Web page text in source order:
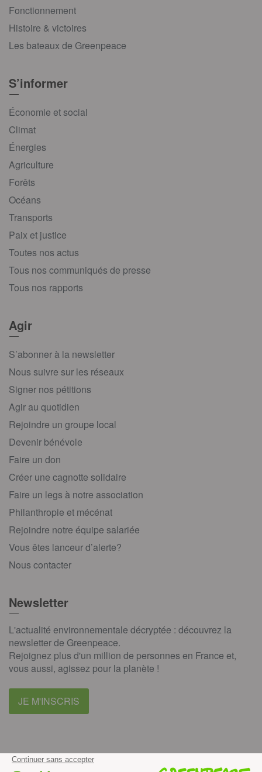
Fonctionnement
Histoire & victoires
Les bateaux de Greenpeace
S’informer
Économie et social
Climat
Énergies
Agriculture
Forêts
Océans
Transports
Paix et justice
Toutes nos actus
Tous nos communiqués de presse
Tous nos rapports
Agir
S’abonner à la newsletter
Nous suivre sur les réseaux
Signer nos pétitions
Agir au quotidien
Rejoindre un groupe local
Devenir bénévole
Faire un don
Créer une cagnotte solidaire
Faire un legs à notre association
Philanthropie et mécénat
Rejoindre notre équipe salariée
Vous êtes lanceur d’alerte?
Nous contacter
Newsletter
L'actualité environnementale décryptée : découvrez la
newsletter de Greenpeace.
Rejoignez plus d'un million de personnes en France et,
vous aussi, agissez pour la planète !
JE M'INSCRIS